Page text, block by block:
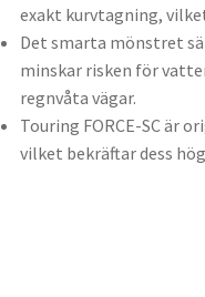
exakt kurvtagning,
Det smarta mönstret
minskar risken för
regnvåta vägar.
Touring FORCE-SC är
vilket bekräftar dess